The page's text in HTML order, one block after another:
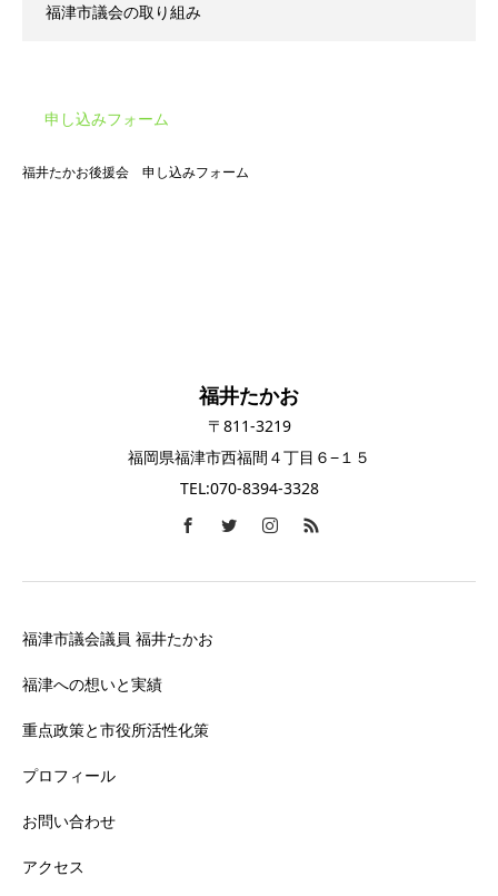
福津市議会の取り組み
申し込みフォーム
福井たかお後援会 申し込みフォーム
福井たかお
〒811-3219
福岡県福津市西福間４丁目６−１５
TEL:070-8394-3328
福津市議会議員 福井たかお
福津への想いと実績
重点政策と市役所活性化策
プロフィール
お問い合わせ
アクセス